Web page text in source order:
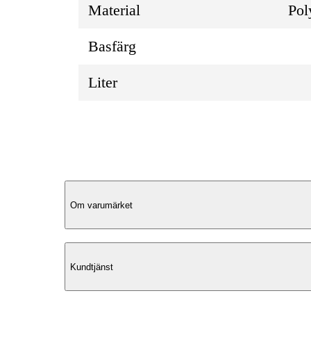
Material
Basfärg
Liter
Produktbeskrivning
Smart Design
Om varumärket
Kundtjänst